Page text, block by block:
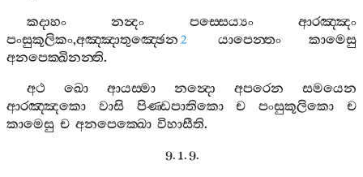
කදාහං
නන්‍දං පස‍්සෙය්‍යං
ආරඤ‍්ඤං
පංසුකූලිකං,අඤ‍්ඤාතුඤ‍්ඡෙන 2 යාපෙන‍්තං
කාමෙසු
අනපෙක‍්ඛිනන‍්ති.
අථ
ඛො ආයස‍්මා නන්‍දො අපරෙන
සමයෙන
ආරඤ‍්ඤකො
වාසි පිණ‍්ඩපාතිකො ච පංසුකූලිකො
ච
කාමෙසු ච අනපෙක‍්ඛො විහාසීති.
9. 1. 9.